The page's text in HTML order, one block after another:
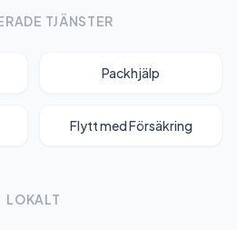
TJÄNSTER
Packhjälp
Flytt med Försäkring
LOKALT